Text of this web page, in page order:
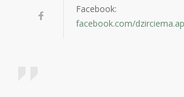
Facebook:
facebook.com/